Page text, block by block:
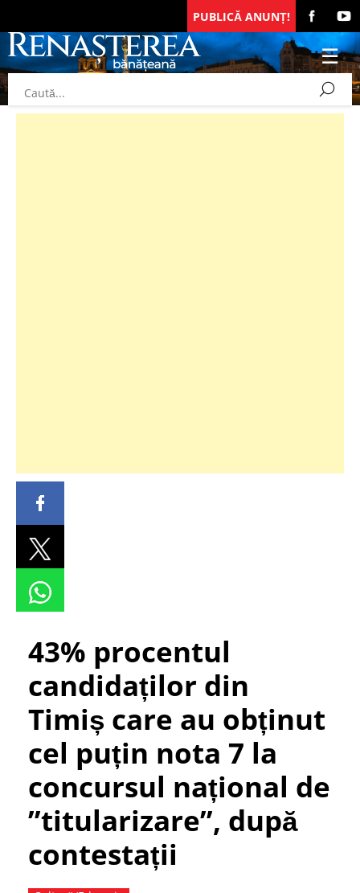
PUBLICĂ ANUNȚ!
43% procentul
candidaților din
Timiș care au obținut
cel puțin nota 7 la
concursul național de
”titularizare”, după
contestații